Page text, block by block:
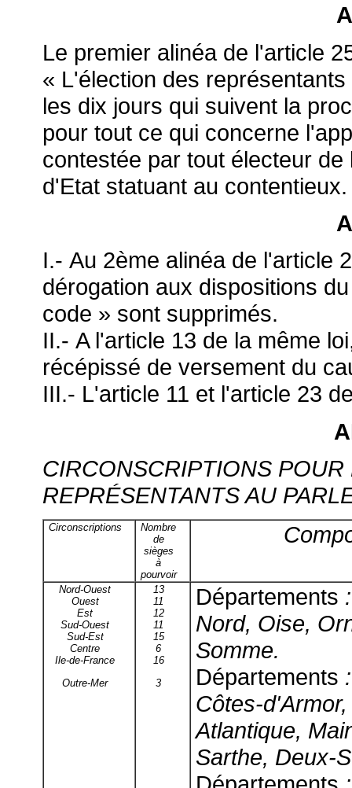
Le premier alinéa de l'article
« L'élection des
les dix jours qui suivent la
pour tout ce qui concerne
contestée par tout électeur
d'Etat statuant au
I.- Au 2ème alinéa de l'article
dérogation aux dispositions
code » sont supprimés.
II.- A l'article 13 de la même
récépissé de versement du
III.- L'article 11 et l'article 23
CIRCONSCRIPTIONS
REPRÉSENTANTS AU
Circonscriptions
Nombre
de
sièges
à
pourvoir
Nord-Ouest
Ouest
Est
Sud-Ouest
Sud-Est
Centre
Ile-de-France
Outre-Mer
13
11
12
11
15
6
16
3
Départements
Nord, Oise,
Somme.
Départements
Côtes-
Atlantique,
Sarthe, Deux-